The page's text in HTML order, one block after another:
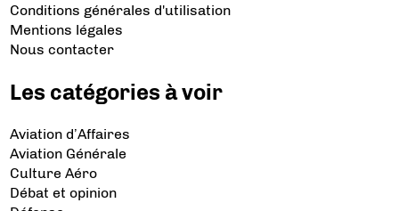
Conditions générales d'utilisation
Mentions légales
Nous contacter
Les catégories à voir
Aviation d’Affaires
Aviation Générale
Culture Aéro
Débat et opinion